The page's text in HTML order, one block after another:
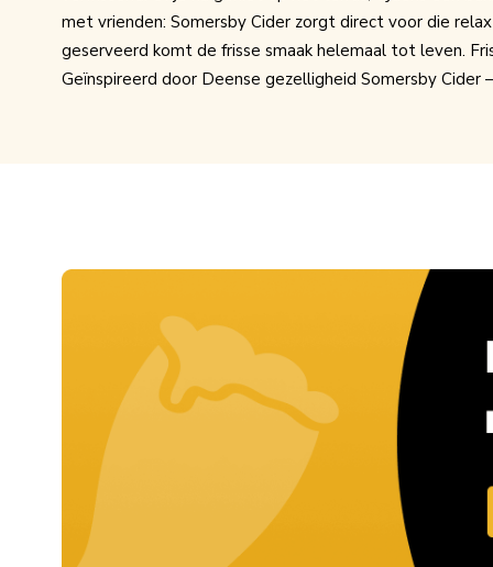
met vrienden: Somersby Cider zorgt direct voor die
geserveerd komt de frisse smaak helemaal tot leven.
Geïnspireerd door Deense gezelligheid Somersby Cider